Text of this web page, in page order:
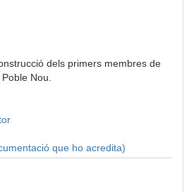
dels primers membres de
Nou.
que ho acredita)